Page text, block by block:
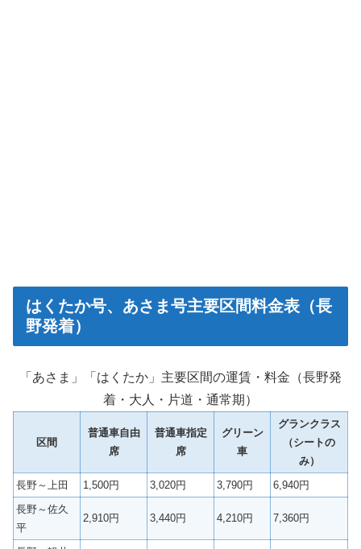
はくたか号、あさま号主要区間料金表（長
野発着）
「あさま」「はくたか」主要区間の運賃・料金（長野発
着・大人・片道・通常期）
区間
普通車自由
席
普通車指定
席
グリーン
車
グランクラス
（シートの
み）
長野～上田
1,500円 3,020円 3,790円
6,940円
長野～佐久
平
2,910円 3,440円 4,210円 7,360円